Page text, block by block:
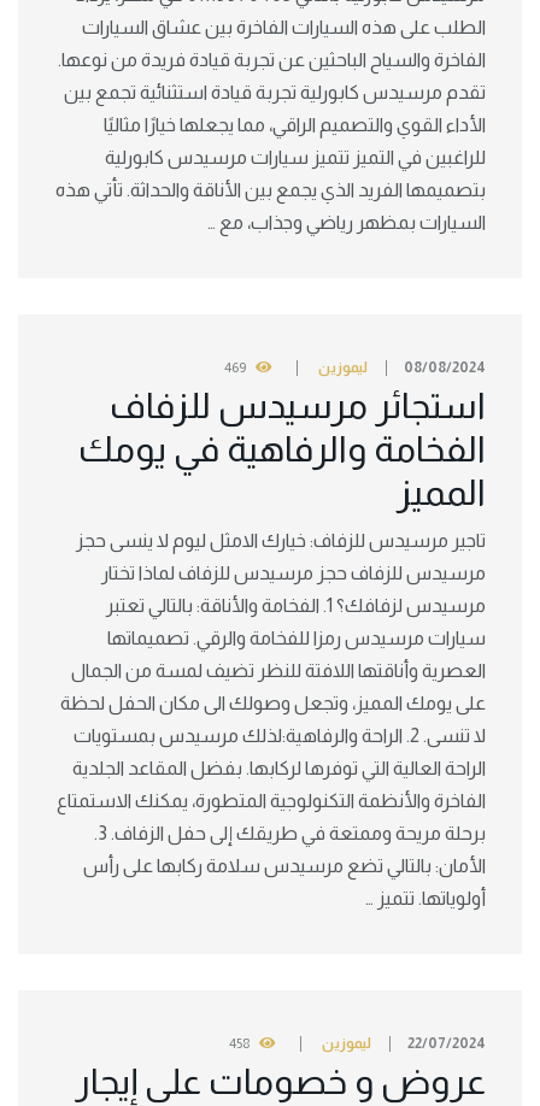
الطلب على هذه السيارات الفاخرة بين عشاق السيارات
الفاخرة والسياح الباحثين عن تجربة قيادة فريدة من نوعها.
تقدم مرسيدس كابورلية تجربة قيادة استثنائية تجمع بين
الأداء القوي والتصميم الراقي، مما يجعلها خيارًا مثاليًا
للراغبين في التميز تتميز سيارات مرسيدس كابورلية
بتصميمها الفريد الذي يجمع بين الأناقة والحداثة. تأتي هذه
السيارات بمظهر رياضي وجذاب، مع …
08/08/2024 ليموزين 469
استجائر مرسيدس للزفاف
الفخامة والرفاهية في يومك
المميز
تاجير مرسيدس للزفاف: خيارك الامثل ليوم لا ينسى حجز
مرسيدس للزفاف حجز مرسيدس للزفاف لماذا تختار
مرسيدس لزفافك؟ 1. الفخامة والأناقة: بالتالي تعتبر
سيارات مرسيدس رمزا للفخامة والرقي. تصميماتها
العصرية وأناقتها اللافتة للنظر تضيف لمسة من الجمال
على يومك المميز، وتجعل وصولك الى مكان الحفل لحظة
لا تنسى. 2. الراحة والرفاهية:لذلك مرسيدس بمستويات
الراحة العالية التي توفرها لركابها. بفضل المقاعد الجلدية
الفاخرة والأنظمة التكنولوجية المتطورة، يمكنك الاستمتاع
برحلة مريحة وممتعة في طريقك إلى حفل الزفاف. 3.
الأمان: بالتالي تضع مرسيدس سلامة ركابها على رأس
أولوياتها. تتميز …
22/07/2024 ليموزين 458
عروض و خصومات على إيجار